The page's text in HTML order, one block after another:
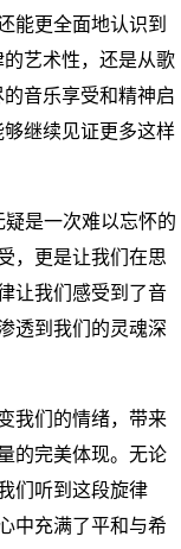
能更全面地认识到
艺术性，还是从歌
音乐享受和精神启
继续见证更多这样
是一次难以忘怀的
，更是让我们在思
让我们感受到了音
透到我们的灵魂深
我们的情绪，带来
的完美体现。无论
们听到这段旋律
中充满了平和与希